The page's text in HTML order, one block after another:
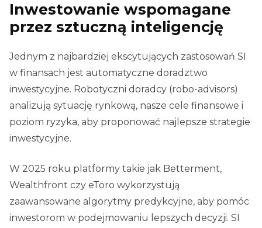
Inwestowanie wspomagane
przez sztuczną inteligencję
Jednym z najbardziej ekscytujących zastosowań SI
w finansach jest automatyczne doradztwo
inwestycyjne. Robotyczni doradcy (robo-advisors)
analizują sytuację rynkową, nasze cele finansowe i
poziom ryzyka, aby proponować najlepsze strategie
inwestycyjne.
W 2025 roku platformy takie jak Betterment,
Wealthfront czy eToro wykorzystują
zaawansowane algorytmy predykcyjne, aby pomóc
inwestorom w podejmowaniu lepszych decyzji. SI